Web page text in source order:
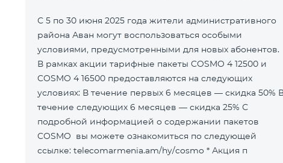
С 5 по 30 июня 2025 года жители административного
района Аван могут воспользоваться особыми
условиями, предусмотренными для новых абонентов.
В рамках акции тарифные пакеты COSMO 4 12500 и
COSMO 4 16500 предоставляются на следующих
условиях: В течение первых 6 месяцев — скидка 50% В
течение следующих 6 месяцев — скидка 25% С
подробной информацией о содержании пакетов
COSMO вы можете ознакомиться по следующей
ссылке: telecomarmenia.am/hy/cosmo * Акция п